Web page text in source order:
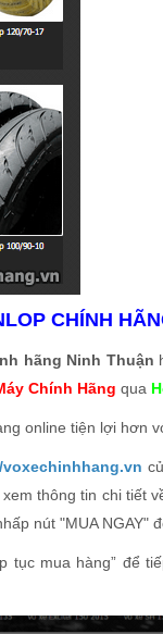
CHÍNH
hãng Ninh Thuận
Chính Hãng qua
online tiện lợi hơn
thông tin chi tiết
nút "MUA NGAY"
tục mua hàng” để